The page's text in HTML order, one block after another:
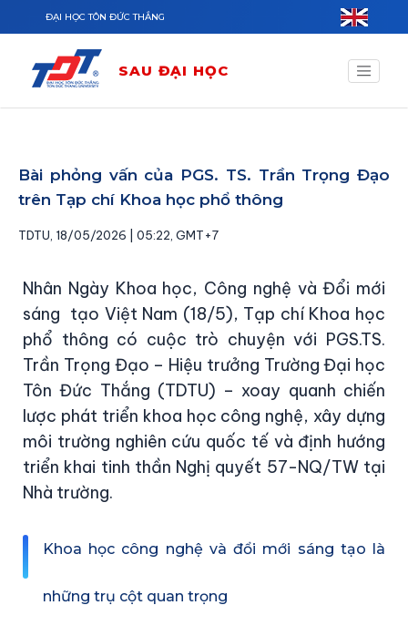
Nhảy đến nội dung
ĐẠI HỌC TÔN ĐỨC THẮNG
SAU ĐẠI HỌC
Bài phỏng vấn của PGS. TS. Trần Trọng Đạo
trên Tạp chí Khoa học phổ thông
TDTU, 18/05/2026 | 05:22, GMT+7
Nhân Ngày Khoa học, Công nghệ và Đổi mới
sáng tạo Việt Nam (18/5), Tạp chí Khoa học
phổ thông có cuộc trò chuyện với PGS.TS.
Trần Trọng Đạo – Hiệu trưởng Trường Đại học
Tôn Đức Thắng (TDTU) – xoay quanh chiến
lược phát triển khoa học công nghệ, xây dựng
môi trường nghiên cứu quốc tế và định hướng
triển khai tinh thần Nghị quyết 57-NQ/TW tại
Nhà trường.
Khoa học công nghệ và đổi mới sáng tạo là
những trụ cột quan trọng